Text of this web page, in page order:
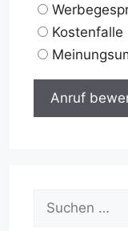
Kostenfalle
nach: